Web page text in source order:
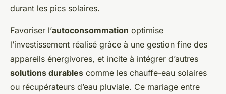
durant les pics solaires.
Favoriser l’autoconsommation optimise
l’investissement réalisé grâce à une gestion fine des
appareils énergivores, et incite à intégrer d’autres
solutions durables comme les chauffe-eau solaires
ou récupérateurs d’eau pluviale. Ce mariage entre